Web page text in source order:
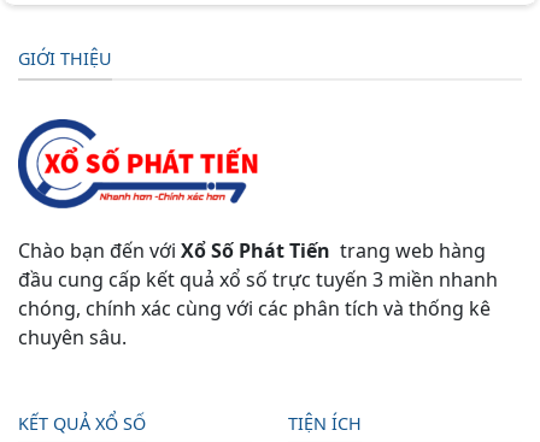
GIỚI THIỆU
Chào bạn đến với Xổ Số Phát Tiến trang web hàng
đầu cung cấp kết quả xổ số trực tuyến 3 miền nhanh
chóng, chính xác cùng với các phân tích và thống kê
chuyên sâu.
KẾT QUẢ XỔ SỐ TIỆN ÍCH